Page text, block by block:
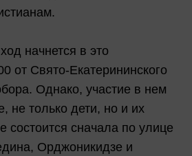
начнется в это
от Свято-Екатерининского
Однако, участие в нем
не только дети, но и их
состоится сначала по улице
Орджоникидзе и